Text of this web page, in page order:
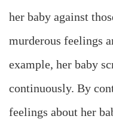
her baby against
murderous feelings
example, her baby
continuously. By
feelings about her